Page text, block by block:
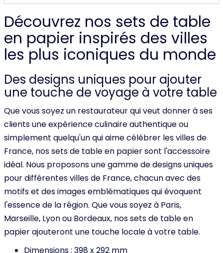
Découvrez nos sets de table
en papier inspirés des villes
les plus iconiques du monde
Des designs uniques pour ajouter
une touche de voyage à votre table
Que vous soyez un restaurateur qui veut donner à ses
clients une expérience culinaire authentique ou
simplement quelqu'un qui aime célébrer les villes de
France, nos sets de table en papier sont l'accessoire
idéal. Nous proposons une gamme de designs uniques
pour différentes villes de France, chacun avec des
motifs et des images emblématiques qui évoquent
l'essence de la région. Que vous soyez à Paris,
Marseille, Lyon ou Bordeaux, nos sets de table en
papier ajouteront une touche locale à votre table.
Dimensions : 398 x 292 mm